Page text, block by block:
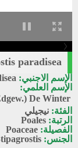
paradisea
الإسم الاجنبي:
الإسم العلمي:
De Winter
الفئة: نيجيلي
الرتبة: Poales
الفصيلة: Poaceae
الجنس: